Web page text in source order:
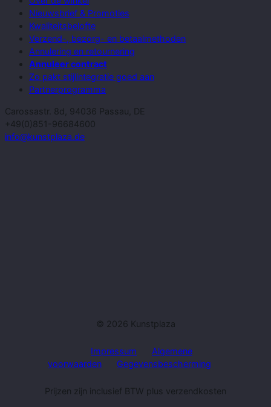
Nieuwsbrief & Promoties
Kwaliteitsbelofte
Verzend-, bezorg- en betaalmethoden
Annulering en retournering
Annuleer contract
Zo pakt stijlintegratie goed aan
Partnerprogramma
Carossastr. 8d, 94036 Passau, DE
+49(0)851-96684600
info@kunstplaza.de
© 2026 Kunstplaza
Impressum
Algemene
voorwaarden
Gegevensbescherming
Prijzen zijn inclusief BTW plus verzendkosten